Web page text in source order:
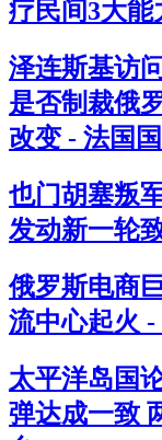
疗民间3大能
泽连斯基访
是否制裁俄
改变 - 法国
也门胡塞叛
发动新一轮
俄罗斯电商
流中心起火
太平洋岛国
弹达成一致